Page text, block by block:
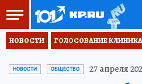
НОВОСТИ ГОЛОСОВАНИЕ КЛИНИКА
НОВОСТИ ОБЩЕСТВО 27 апреля